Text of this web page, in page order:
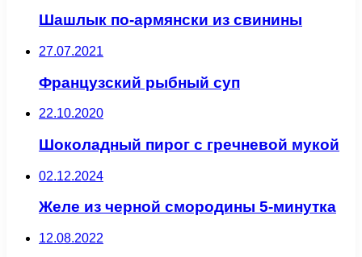
Шашлык по-армянски из свинины
27.07.2021
Французский рыбный суп
22.10.2020
Шоколадный пирог с гречневой мукой
02.12.2024
Желе из черной смородины 5-минутка
12.08.2022